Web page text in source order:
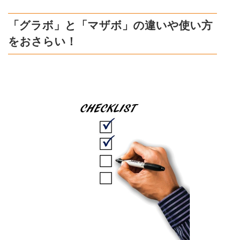
「グラボ」と「マザボ」の違いや使い方
をおさらい！